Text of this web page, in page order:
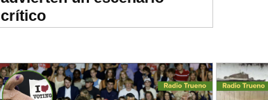
crítico